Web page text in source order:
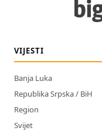
VIJESTI
Banja Luka
Republika Srpska / BiH
Region
Svijet